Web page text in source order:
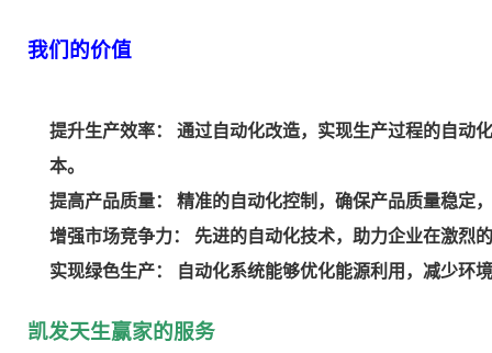
我们的价值
提升生产效率： 通过自动化改造，实现生产过程的自动
本。
提高产品质量： 精准的自动化控制，确保产品质量稳定
增强市场竞争力： 先进的自动化技术，助力企业在激烈
实现绿色生产： 自动化系统能够优化能源利用，减少环
凯发天生赢家的服务